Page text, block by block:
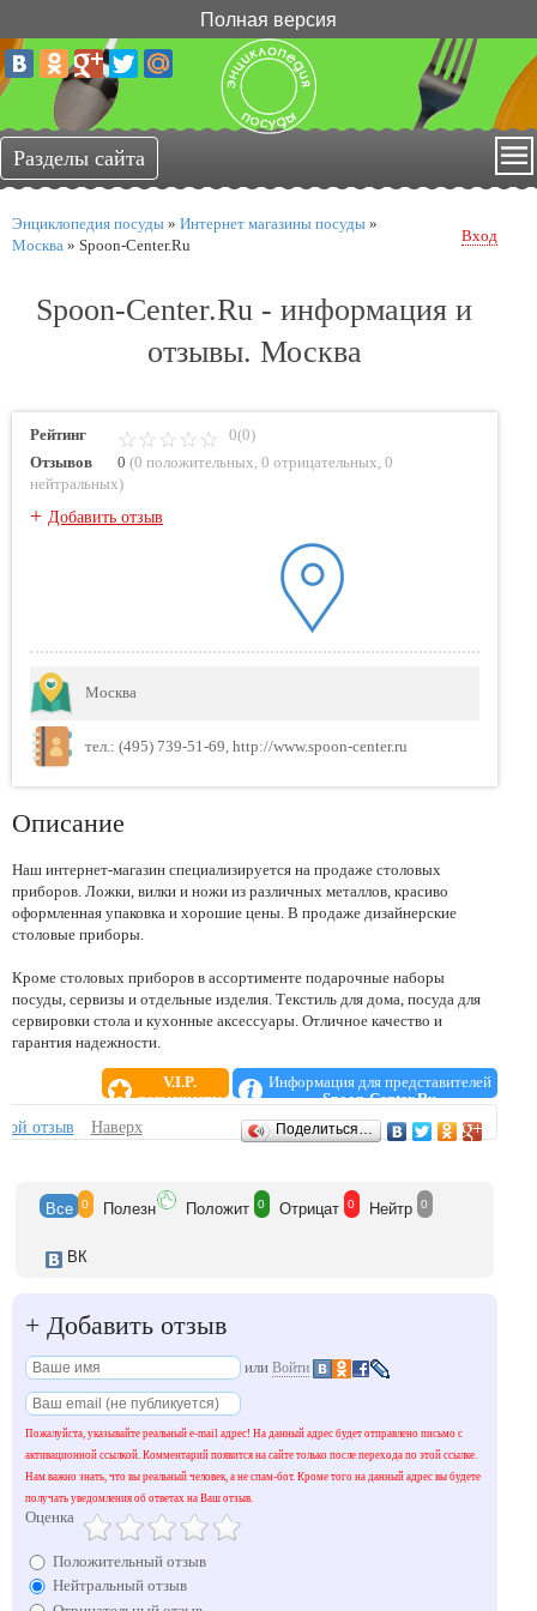
Полная версия
Энциклопедия посуды » Интернет магазины посуды »
Москва » Spoon-Cеntеr.Ru
Вход
Spoon-Cеntеr.Ru - информация и
отзывы. Москва
Рейтинг
0(0)
Отзывов
0 (0 положительных 0 отрицательных 0
нейтральных)
+ Добавить отзыв
Москва
тел.: (495) 739-51-69, http://www.spoon-center.ru
Описание
Наш интернет-магазин специализируется на продаже столовых
приборов. Ложки, вилки и ножи из различных металлов, красиво
оформленная упаковка и хорошие цены. В продаже дизайнерские
столовые приборы.
Кроме столовых приборов в ассортименте подарочные наборы
посуды, сервизы и отдельные изделия. Текстиль для дома, посуда для
сервировки стола и кухонные аксессуары. Отличное качество и
гарантия надежности.
V.I.P.
размещение
Информация для представителей
Spoon-Cеntеr.Ru
Отзывы
отзыв Наверх Поделиться…
Все 0 Полезн Положит 0 Отрицат 0 Нейтр 0
ВК
+ Добавить отзыв
или Войти
Пожалуйста, указывайте реальный e-mail адрес! На данный адрес будет отправлено письмо с
активационной ссылкой. Комментарий появится на сайте только после перехода по этой ссылке.
Нам важно знать, что вы реальный человек, а не спам-бот. Кроме того на данный адрес вы будете
получать уведомления об ответах на Ваш отзыв.
Оценка
Положительный отзыв
Нейтральный отзыв